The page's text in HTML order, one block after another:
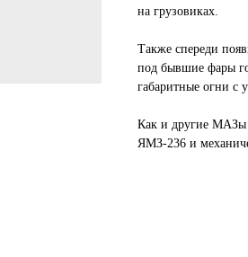
на грузовиках.
Также спереди
под бывшие фары
габаритные огни с
Как и другие МАЗы
ЯМЗ-236 и